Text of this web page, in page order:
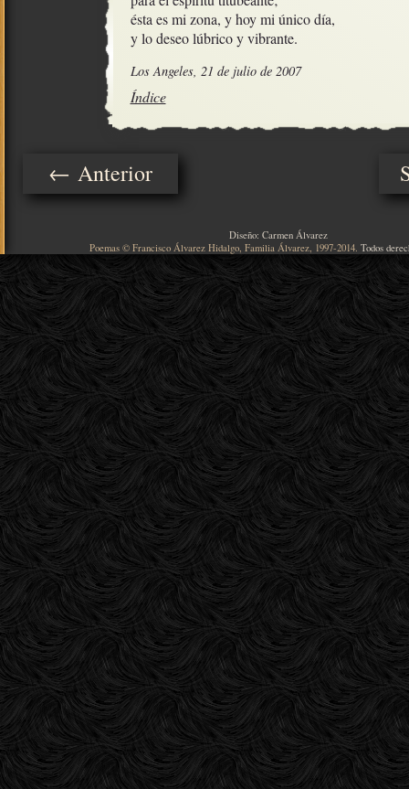
ésta es mi zona, y hoy mi único día,
y lo deseo lúbrico y vibrante.
Los Angeles, 21 de julio de 2007
Índice
← Anterior
Diseño: Carmen Álvarez
Poemas © Francisco Álvarez Hidalgo, Familia Álvarez, 1997-2014. Todos